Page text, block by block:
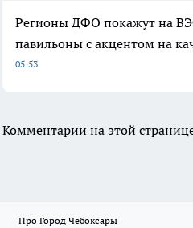
Регионы ДФО покажут на
павильоны с акцентом на
05:53
Комментарии на этой
Про Город Чебоксары